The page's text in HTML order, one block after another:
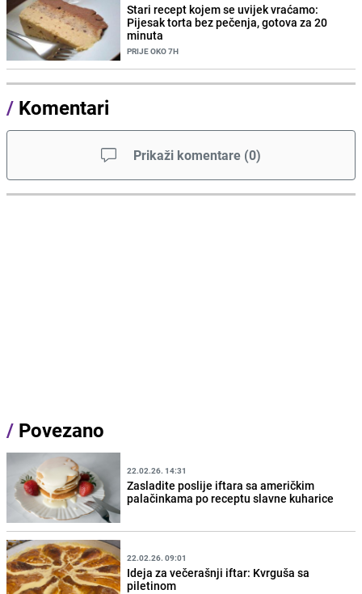
Stari recept kojem se uvijek vraćamo:
Pijesak torta bez pečenja, gotova za 20
minuta
PRIJE OKO 7H
/ Komentari
Prikaži komentare (0)
/ Povezano
22.02.26. 14:31
Zasladite poslije iftara sa američkim
palačinkama po receptu slavne kuharice
22.02.26. 09:01
Ideja za večerašnji iftar: Kvrguša sa
piletinom